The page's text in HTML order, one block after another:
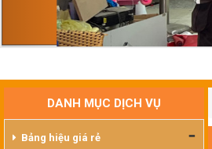
DANH MỤC DỊCH VỤ
Bảng hiệu giá rẻ